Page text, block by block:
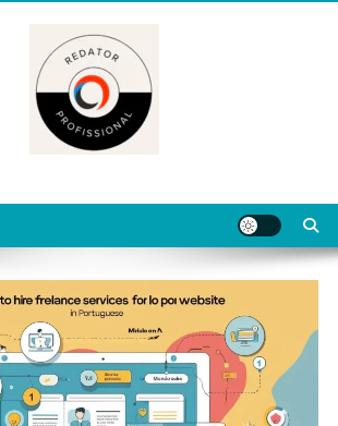
úteis para começar, evoluir e se destacar
freelancer no mercado digital.